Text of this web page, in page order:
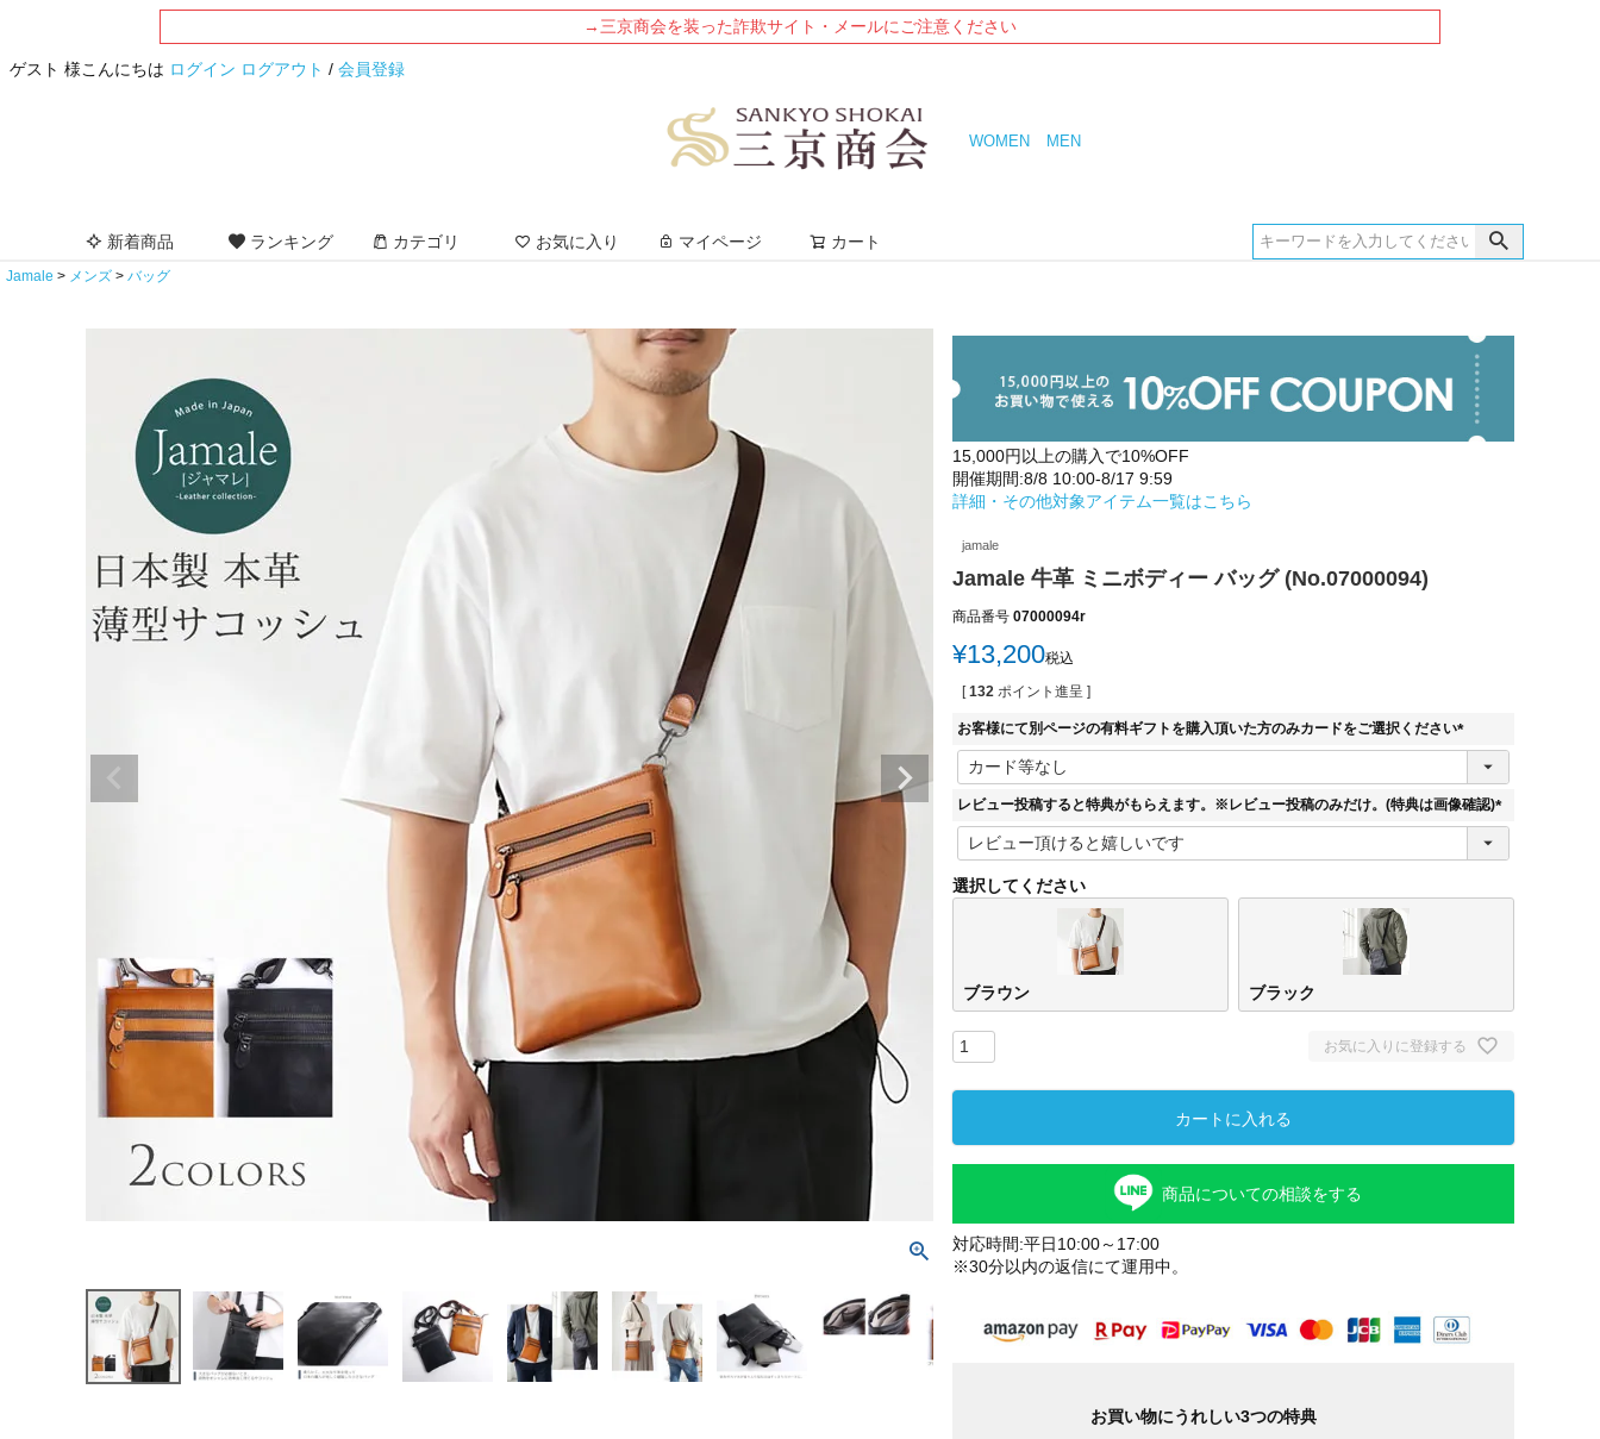
→三京商会を装った詐欺サイト・メールにご注意ください
ゲスト 様こんにちは ログイン ログアウト / 会員登録
WOMEN MEN
新着商品 ランキング カテゴリ お気に入り マイページ カート
Jamale メンズ バッグ
15,000円以上の購入で10%OFF
開催期間:8/8 10:00-8/17 9:59
詳細・その他対象アイテム一覧はこちら
jamale
Jamale 牛革 ミニボディー バッグ (No.07000094)
商品番号 07000094r
¥13,200税込
[ 132 ポイント進呈 ]
お客様にて別ページの有料ギフトを購入頂いた方のみカードをご選択ください
(
須
レビュー投稿すると特典がもらえます。※レビュー投稿のみだけ。(特典は画像確認)
(
)
選択してください
ブラウン ブラック
お気に入りに登録する
カートに入れる
商品についての相談をする
対応時間:平日10:00～17:00
※30分以内の返信にて運用中。
お買い物にうれしい3つの特典